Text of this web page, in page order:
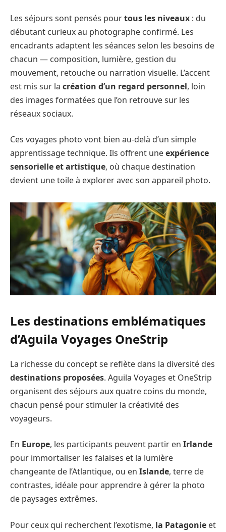
Les séjours sont pensés pourtous les niveaux : du
débutant curieux au photographe confirmé. Les
encadrants adaptent les séances selon les besoins de
chacun — composition, lumière, gestion du
mouvement, retouche ou narration visuelle. L’accent
est mis sur la création d’un regard personnel, loin
des images formatées que l’on retrouve sur les
réseaux sociaux.
Ces voyages photo vont bien au-delà d’un simple
apprentissage technique. Ils offrent uneexpérience
sensorielle et artistique, où chaque destination
devient une toile à explorer avec son appareil photo.
Les destinations emblématiques
d’Aguila Voyages OneStrip
La richesse du concept se reflète dans la diversité des
destinations proposées. Aguila Voyages et OneStrip
organisent des séjours aux quatre coins du monde,
chacun pensé pour stimuler la créativité des
voyageurs.
En Europe, les participants peuvent partir en Irlande
pour immortaliser les falaises et la lumière
changeante de l’Atlantique, ou en Islande, terre de
contrastes, idéale pour apprendre à gérer la photo
de paysages extrêmes.
Pour ceux qui recherchent l’exotisme, la Patagonie et